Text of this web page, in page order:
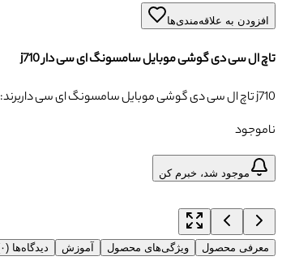
افزودن به علاقه‌مندی‌ها
تاچ ال سی دی گوشی موبایل سامسونگ ای سی دار j710
تاچ ال سی دی گوشی موبایل سامسونگ ای سی دار j710
برند:
ناموجود
موجود شد، خبرم کن
معرفی محصول ویژگی‌های محصول آموزش دیدگاه‌ها (۰)